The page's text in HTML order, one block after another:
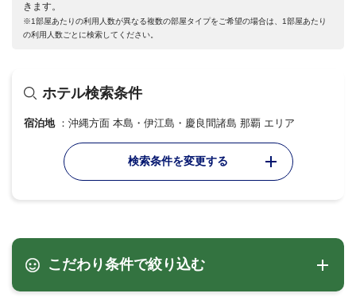
きます。
※1部屋あたりの利用人数が異なる複数の部屋タイプをご希望の場合は、1部屋あたり
の利用人数ごとに検索してください。
ホテル検索条件
宿泊地 沖縄方面 本島・伊江島・慶良間諸島 那覇 エリア
検索条件を変更する
こだわり条件で絞り込む